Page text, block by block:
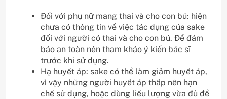
Đối với phụ nữ mang thai và cho con bú: hiện
chưa có thông tin về việc tác dụng của sake
đối với người có thai và cho con bú. Để đảm
bảo an toàn nên tham khảo ý kiến bác sĩ
trước khi sử dụng.
Hạ huyết áp: sake có thể làm giảm huyết áp,
vì vậy những người huyết áp thấp nên hạn
chế sử dụng, hoặc dùng liều lượng vừa đủ để